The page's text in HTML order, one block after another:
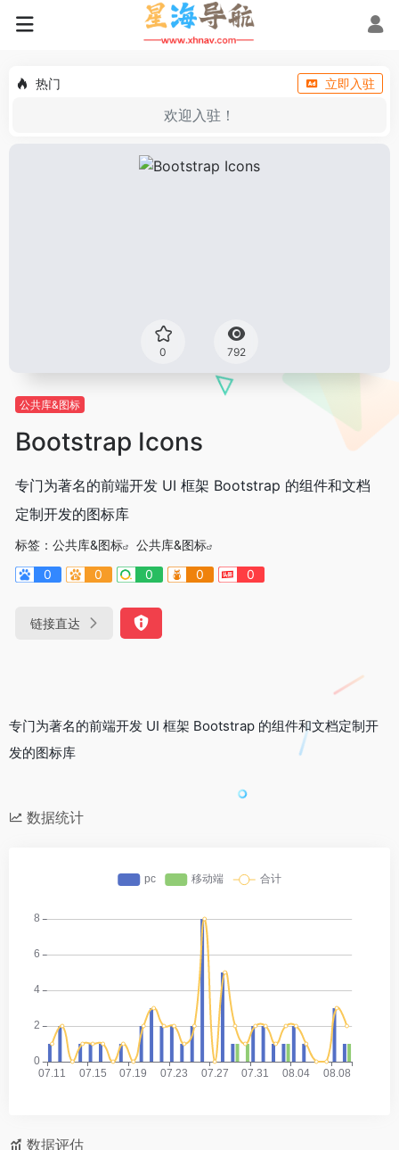
热门 立即入驻
欢迎入驻！
0 792
公共库&图标
Bootstrap Icons
专门为著名的前端开发 UI 框架 Bootstrap 的组件和文档
定制开发的图标库
标签： 公共库&图标
公共库&图标
0
0 0 0 0
链接直达
专门为著名的前端开发 UI 框架 Bootstrap 的组件和文档定制开
发的图标库
数据统计
数据评估